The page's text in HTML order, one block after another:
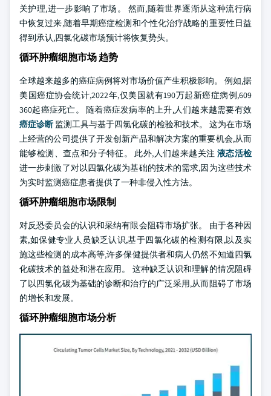
关护理,进一步影响了市场。 然而,随着世界逐渐从这种流行病
中恢复过来,随着早期癌症检测和个性化治疗战略的重要性日益
得到承认,四氯化碳市场预计将恢复势头。
循环肿瘤细胞市场 趋势
全球越来越多的癌症病例将对市场价值产生积极影响。 例如,据
美国癌症协会统计,2022年,仅美国就有190万起新癌症病例,609
360起癌症死亡。 随着癌症发病率的上升,人们越来越需要有效
癌症诊断 监测工具与基于四氯化碳的检验和技术。 这为在市场
上经营的公司提供了开发创新产品和解决方案的重要机会,从而
能够检测、查点和分子特征。 此外,人们越来越关注 液态活检
进一步刺激了对以四氯化碳为基础的技术的需求,因为这些技术
为实时监测癌症患者提供了一种非侵入性方法。
循环肿瘤细胞市场限制
对反恐委员会的认识和采纳有限会阻碍市场扩张。 由于各种因
素,如保健专业人员缺乏认识,基于四氯化碳的检测有限,以及实
施这些检测的成本高等,许多保健提供者和病人仍然不知道四氯
化碳技术的益处和潜在应用。 这种缺乏认识和理解的情况阻碍
了以四氯化碳为基础的诊断和治疗的广泛采用,从而阻碍了市场
的增长和发展。
循环肿瘤细胞市场分析